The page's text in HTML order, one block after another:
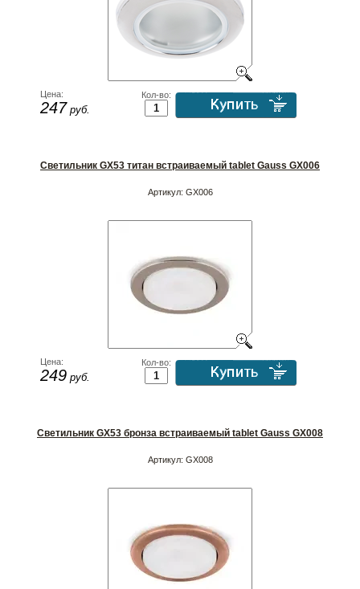
Цена:
247 руб.
Кол-во:
Светильник GX53 титан встраиваемый tablet Gauss GX006
Артикул: GX006
Цена:
249 руб.
Кол-во:
Светильник GX53 бронза встраиваемый tablet Gauss GX008
Артикул: GX008